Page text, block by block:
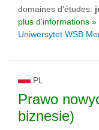
domaines d'études:
plus d'informations »
Uniwersytet WSB
PL
Prawo
biznesie)